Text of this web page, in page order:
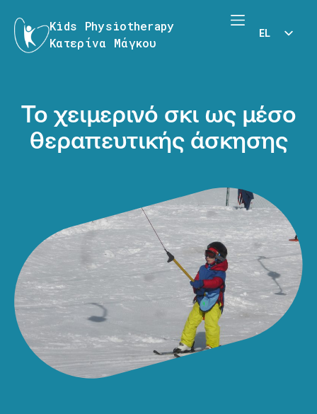
Kids Physiotherapy
Κατερίνα Μάγκου
EL
Το χειμερινό σκι ως μέσο
θεραπευτικής άσκησης